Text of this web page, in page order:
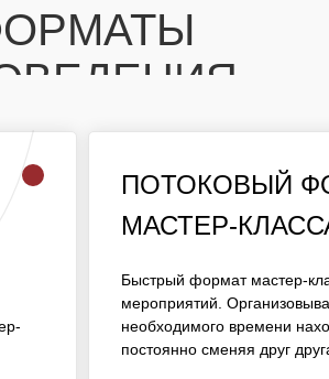
ПОТОКОВЫЙ
МАСТЕР-
ДЛЯ МАССОВЫХ
МАСТЕР-КЛАССОМ, ГДЕ
НАХОДИТСЯ МАСТЕР, А
СМЕНЯЯ ДРУГ ДРУГА.
ПОТОКОВЫЙ
МАСТЕР-
Быстрый формат мастер-
мероприятий.
необходимого времени
постоянно сменяя друг